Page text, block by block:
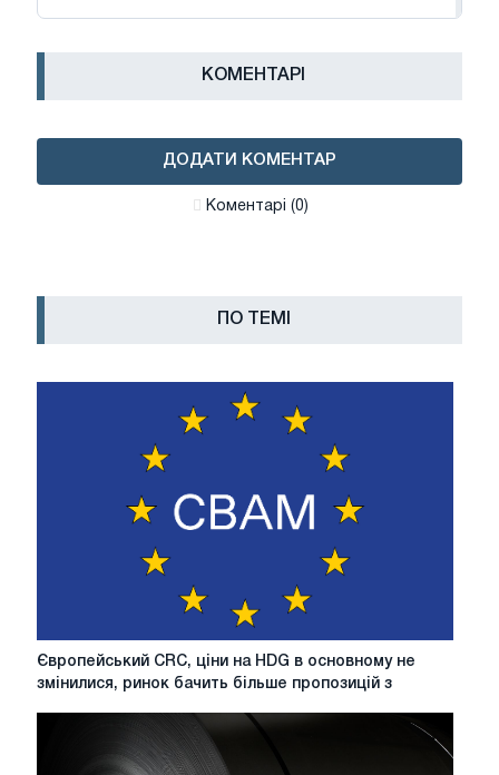
КОМЕНТАРІ
ДОДАТИ КОМЕНТАР
Коментарі (0)
ПО ТЕМІ
Європейський
CRC,
Європейський CRC, ціни на HDG в основному не
змінилися, ринок бачить більше пропозицій з